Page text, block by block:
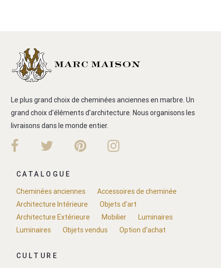
Le plus grand choix de cheminées anciennes en marbre. Un
grand choix d'éléments d'architecture. Nous organisons les
livraisons dans le monde entier.
CATALOGUE
Cheminées anciennes
Accessoires de cheminée
Architecture Intérieure
Objets d'art
Architecture Extérieure
Mobilier
Luminaires
Luminaires
Objets vendus Option d'achat
CULTURE